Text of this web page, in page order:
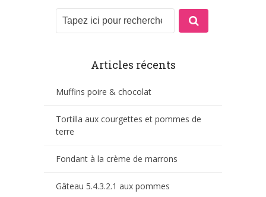
Articles récents
Muffins poire & chocolat
Tortilla aux courgettes et pommes de
terre
Fondant à la crème de marrons
Gâteau 5.4.3.2.1 aux pommes